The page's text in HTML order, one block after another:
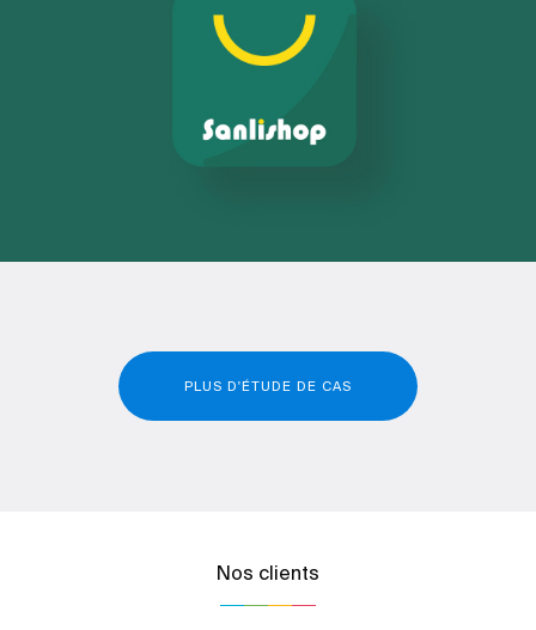
PLUS D'ÉTUDE DE CAS
Nos clients